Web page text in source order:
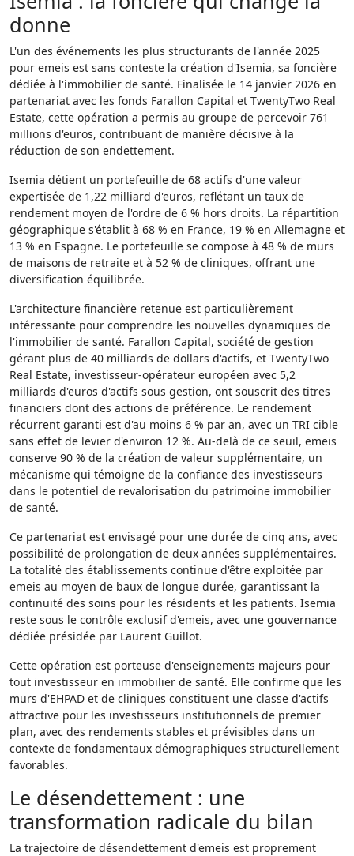
donne
L'un des événements les plus structurants de l'année 2025
pour emeis est sans conteste la création d'Isemia, sa foncière
dédiée à l'immobilier de santé. Finalisée le 14 janvier 2026 en
partenariat avec les fonds Farallon Capital et TwentyTwo Real
Estate, cette opération a permis au groupe de percevoir 761
millions d'euros, contribuant de manière décisive à la
réduction de son endettement.
Isemia détient un portefeuille de 68 actifs d'une valeur
expertisée de 1,22 milliard d'euros, reflétant un taux de
rendement moyen de l'ordre de 6 % hors droits. La répartition
géographique s'établit à 68 % en France, 19 % en Allemagne et
13 % en Espagne. Le portefeuille se compose à 48 % de murs
de maisons de retraite et à 52 % de cliniques, offrant une
diversification équilibrée.
L'architecture financière retenue est particulièrement
intéressante pour comprendre les nouvelles dynamiques de
l'immobilier de santé. Farallon Capital, société de gestion
gérant plus de 40 milliards de dollars d'actifs, et TwentyTwo
Real Estate, investisseur-opérateur européen avec 5,2
milliards d'euros d'actifs sous gestion, ont souscrit des titres
financiers dont des actions de préférence. Le rendement
récurrent garanti est d'au moins 6 % par an, avec un TRI cible
sans effet de levier d'environ 12 %. Au-delà de ce seuil, emeis
conserve 90 % de la création de valeur supplémentaire, un
mécanisme qui témoigne de la confiance des investisseurs
dans le potentiel de revalorisation du patrimoine immobilier
de santé.
Ce partenariat est envisagé pour une durée de cinq ans, avec
possibilité de prolongation de deux années supplémentaires.
La totalité des établissements continue d'être exploitée par
emeis au moyen de baux de longue durée, garantissant la
continuité des soins pour les résidents et les patients. Isemia
reste sous le contrôle exclusif d'emeis, avec une gouvernance
dédiée présidée par Laurent Guillot.
Cette opération est porteuse d'enseignements majeurs pour
tout investisseur en immobilier de santé. Elle confirme que les
murs d'EHPAD et de cliniques constituent une classe d'actifs
attractive pour les investisseurs institutionnels de premier
plan, avec des rendements stables et prévisibles dans un
contexte de fondamentaux démographiques structurellement
favorables.
Le désendettement : une
transformation radicale du bilan
La trajectoire de désendettement d'emeis est proprement